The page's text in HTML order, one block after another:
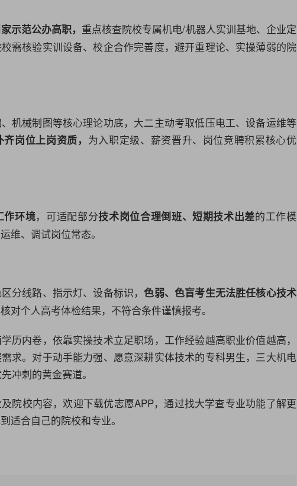
示范公办高职， 重点核查院校专属机电/机器人实训基地、企业定
需核验实训设备、校企合作完善度，避开重理论、实操薄弱的院
机械制图等核心理论功底，大二主动考取低压电工、设备运维等
岗位上岗资质， 为入职定级、薪资晋升、岗位竞聘积累核心优
作环境，可适配部分技术岗位合理倒班、短期技术出差的工作模
维、调试岗位常态。
分线路、指示灯、设备标识，色弱、色盲考生无法胜任核心技术
对个人高考体检结果，不符合条件谨慎报考。
历内卷，依靠实操技术立足职场，工作经验越高职业价值越高，
求。对于动手能力强、愿意深耕实体技术的专科男生，三大机电
冲刺的黄金赛道。
院校内容，欢迎下载优志愿APP，通过找大学查专业功能了解更
适合自己的院校和专业。